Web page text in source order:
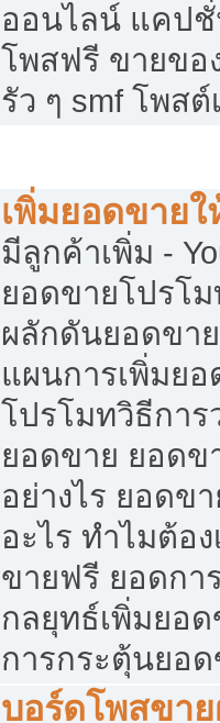
ออนไลน์ แคป
โพสฟรี ขายขอ
รัว ๆ smf โพส
เพิ่มยอดขายใ
มีลูกค้าเพิ่ม -
ยอดขายโปรโ
ผลักดันยอดขา
แผนการเพิ่มย
โปรโมทวิธีการ
ยอดขาย ยอดข
อย่างไร ยอดข
อะไร ทำไมต้อ
ขายฟรี ยอดกา
กลยุทธ์เพิ่มยอ
การกระตุ้นยอ
บอร์ดโพสขา